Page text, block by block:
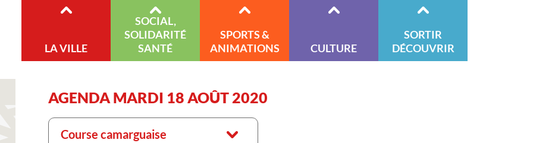
LA VILLE
SOCIAL,
SOLIDARITÉ
SANTÉ
SPORTS &
ANIMATIONS
CULTURE
SORTIR
DÉCOUVRIR
AGENDA MARDI 18 AOÛT 2020
Course camarguaise